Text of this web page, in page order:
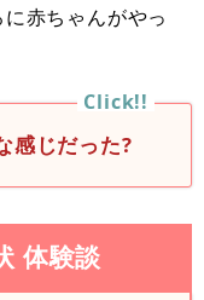
赤ちゃんがやっ
感じだった?
体験談